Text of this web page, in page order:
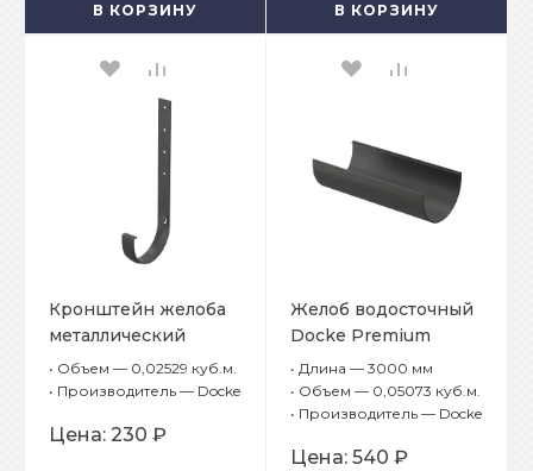
В КОРЗИНУ В КОРЗИНУ
Кронштейн желоба
металлический
водостока Docke
Premium Графит
• Объем — 0,02529 куб.м.
• Производитель — Docke
Цена: 230 ₽
Желоб водосточный
Docke Premium
Графит
• Длина — 3000 мм
• Объем — 0,05073 куб.м.
• Производитель — Docke
Цена: 540 ₽